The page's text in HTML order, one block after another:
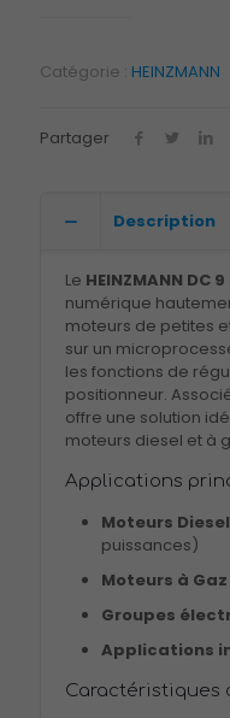
Catégorie : HEINZMANN
Partager
Description
Le HEINZMANN DC 9
numérique
moteurs de petites
sur un
les fonctions de
positionneur.
offre une solution
moteurs diesel et à
Applications
Moteurs Diesel
puissances)
Moteurs à Gaz
Groupes
Applications
Caractéristiques